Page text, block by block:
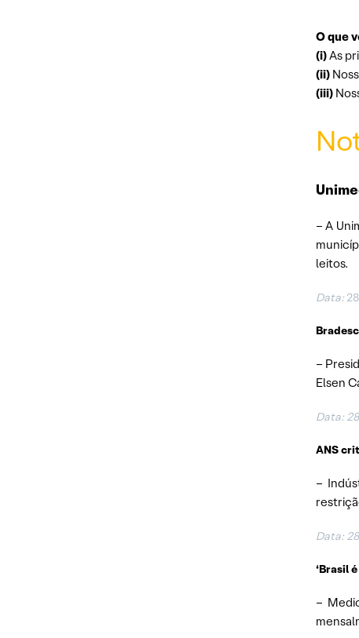
O que
(i)As
(ii)
(iii)
– A
leitos.
Data: 28
–
Elsen
Data:
ANS
–
Data:
‘Brasil
–